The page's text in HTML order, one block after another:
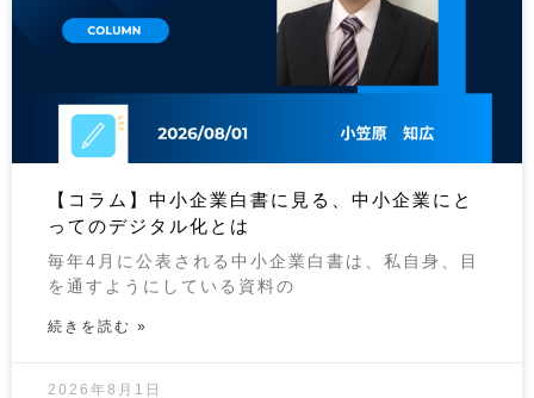
【コラム】中小企業白書に見る、中小企業にと
ってのデジタル化とは
毎年4月に公表される中小企業白書は、私自身、目
を通すようにしている資料の
続きを読む »
2026年8月1日